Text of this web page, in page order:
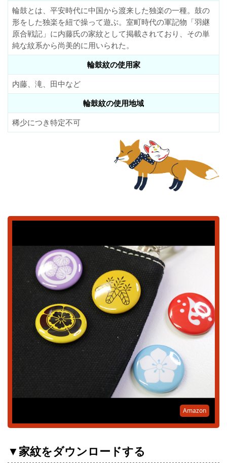
輪鼓とは、平安時代に中国から渡来した独楽の一種。鼓の
形をした独楽を紐で操って遊ぶ。室町時代の軍記物「羽継
原合戦記」に内藤氏の家紋として掲載されており、その単
純な紋系から尚美的に用いられた。
輪鼓紋の使用家
内藤、滝、田中など
輪鼓紋の使用地域
稀少につき特定不可
Amazon
▼家紋をダウンロードする